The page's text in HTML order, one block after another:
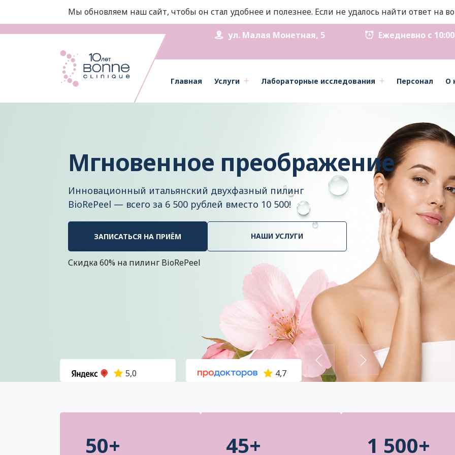
Мы обновляем наш сайт, чтобы он стал удобнее и полезнее. Если не удалось найти ответ на
ул. Малая Монетная, 5 Ежедневно с
Главная Услуги Лабораторные исследования Персонал О
Мгновенное преображение
Инновационный итальянский двухфазный пилинг
BioRePeel — всего за 6 500 рублей вместо 10 500!
ЗАПИСАТЬСЯ НА ПРИЁМ НАШИ УСЛУГИ
Скидка 60% на пилинг BioRePeel
5,0 4,7
50+ 45+ 1 500+